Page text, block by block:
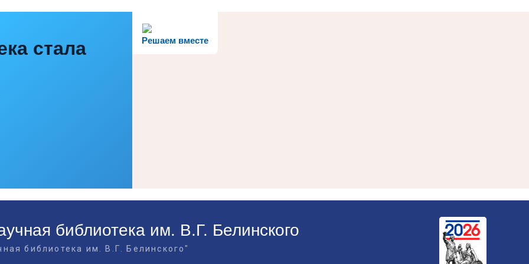
Решаем вместе
стала
библиотека им. В.Г. Белинского
библиотека им. В.Г. Белинского"